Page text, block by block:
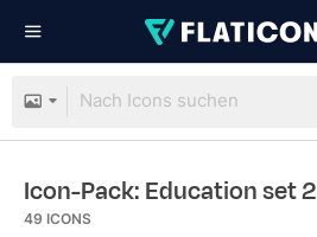
Icon-Pack: Education set 2
49 ICONS